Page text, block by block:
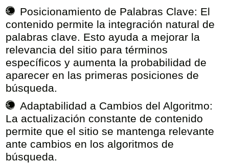
Posicionamiento de Palabras Clave: El
contenido permite la integración natural de
palabras clave. Esto ayuda a mejorar la
relevancia del sitio para términos
específicos y aumenta la probabilidad de
aparecer en las primeras posiciones de
búsqueda.
Adaptabilidad a Cambios del Algoritmo:
La actualización constante de contenido
permite que el sitio se mantenga relevante
ante cambios en los algoritmos de
búsqueda.